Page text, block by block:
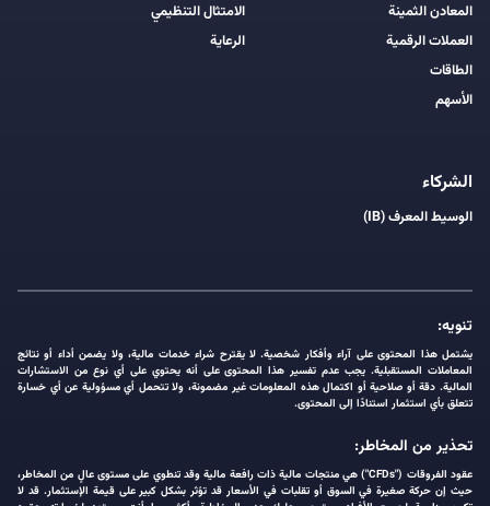
المعادن الثمينة
العملات الرقمية
الطاقات
الأسهم
الامتثال التنظيمي
الرعاية
الشركاء
الوسيط المعرف (IB)
تنويه:
يشتمل هذا المحتوى على آراء وأفكار شخصية. لا يقترح شراء خدمات مالية، ولا يضمن أداء أو نتائج
المعاملات المستقبلية. يجب عدم تفسير هذا المحتوى على أنه يحتوي على أي نوع من الاستشارات
المالية. دقة أو صلاحية أو اكتمال هذه المعلومات غير مضمونة، ولا تتحمل أي مسؤولية عن أي خسارة
تتعلق بأي استثمار استنادًا إلى المحتوى.
تحذير من المخاطر:
عقود الفروقات ("CFDs") هي منتجات مالية ذات رافعة مالية وقد تنطوي على مستوى عالٍ من المخاطر،
حيث إن حركة صغيرة في السوق أو تقلبات في الأسعار قد تؤثر بشكل كبير على قيمة الإستثمار. قد لا